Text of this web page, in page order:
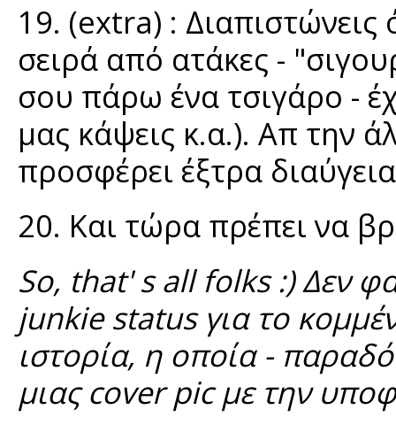
19. (extra) : Διαπιστώνεις
σειρά από ατάκες -
σου πάρω ένα τσιγάρο -
μας κάψεις κ.α.). Απ την
προσφέρει έξτρα
20. Kαι τώρα πρέπει να
So, that' s all folks :) Δεν
junkie status για το
ιστορία, η οποία -
μιας cover pic με την